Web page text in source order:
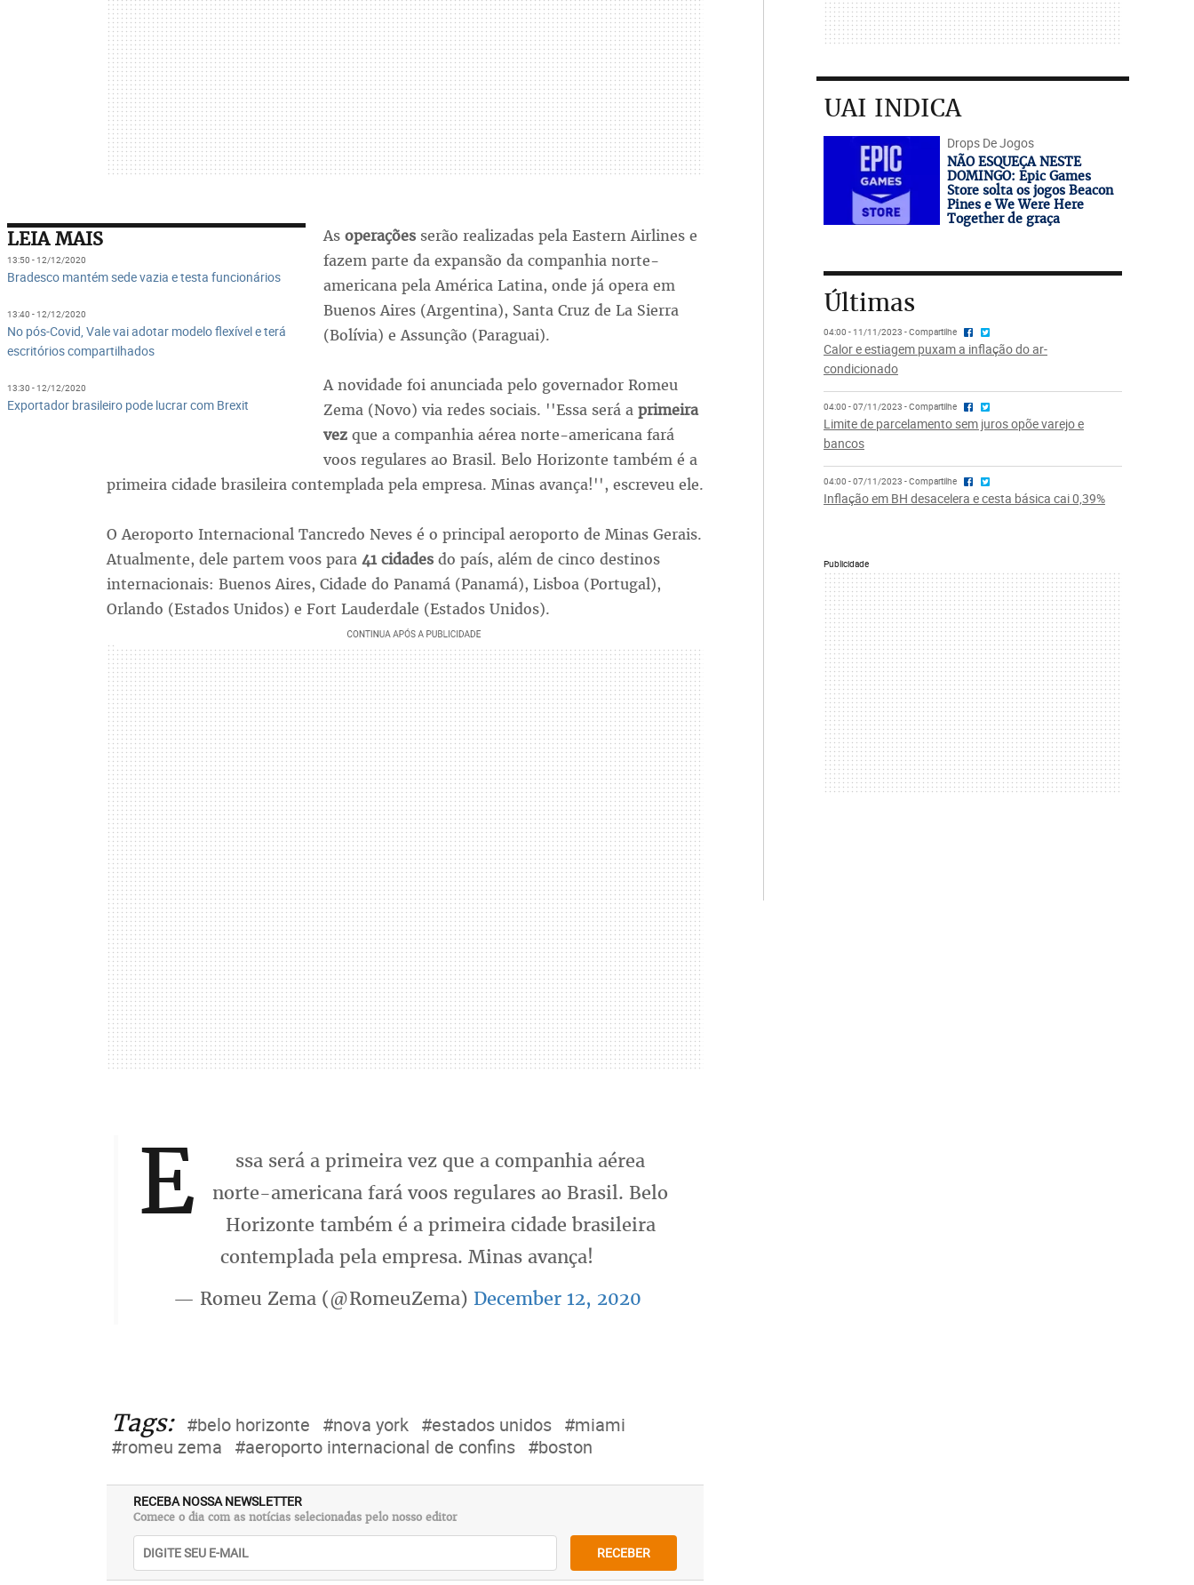
LEIA MAIS
13:50 - 12/12/2020
Bradesco mantém sede vazia e testa funcionários
13:40 - 12/12/2020
No pós-Covid, Vale vai adotar modelo flexível e terá
escritórios compartilhados
13:30 - 12/12/2020
Exportador brasileiro pode lucrar com Brexit
As operações serão realizadas pela Eastern Airlines e
fazem parte da expansão da companhia norte-
americana pela América Latina, onde já opera em
Buenos Aires (Argentina), Santa Cruz de La Sierra
(Bolívia) e Assunção (Paraguai).
A novidade foi anunciada pelo governador Romeu
Zema (Novo) via redes sociais. ''Essa será a primeira
vez que a companhia aérea norte-americana fará
voos regulares ao Brasil. Belo Horizonte também é a
primeira cidade brasileira contemplada pela empresa. Minas avança!'', escreveu ele.
O Aeroporto Internacional Tancredo Neves é o principal aeroporto de Minas Gerais.
Atualmente, dele partem voos para 41 cidades do país, além de cinco destinos
internacionais: Buenos Aires, Cidade do Panamá (Panamá), Lisboa (Portugal),
Orlando (Estados Unidos) e Fort Lauderdale (Estados Unidos).
E
ssa será a primeira vez que a companhia aérea
norte-americana fará voos regulares ao Brasil. Belo
Horizonte também é a primeira cidade brasileira
contemplada pela empresa. Minas avança!
— Romeu Zema (@RomeuZema) December 12, 2020
Tags: #belo horizonte #nova york #estados unidos #miami
#romeu zema #aeroporto internacional de confins #boston
RECEBA NOSSA NEWSLETTER
Comece o dia com as notícias selecionadas pelo nosso editor
RECEBER
UAI INDICA
Drops De Jogos
NÃO ESQUEÇA NESTE
DOMINGO: Epic Games
Store solta os jogos Beacon
Pines e We Were Here
Together de graça
Últimas
04:00 - 11/11/2023 - Compartilhe
Calor e estiagem puxam a inflação do ar-
condicionado
04:00 - 07/11/2023 - Compartilhe
Limite de parcelamento sem juros opõe varejo e
bancos
04:00 - 07/11/2023 - Compartilhe
Inflação em BH desacelera e cesta básica cai 0,39%
Publicidade